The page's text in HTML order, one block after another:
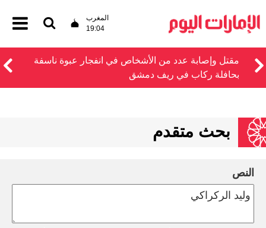
المغرب
19:04
مقتل وإصابة عدد من الأشخاص في انفجار عبوة ناسفة
بحافلة ركاب في ريف دمشق
بحث متقدم
النص